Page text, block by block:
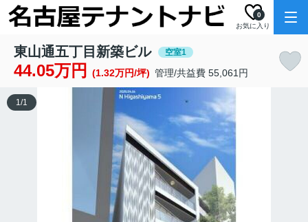
お気に入り
0
東山通五丁目新築ビル 空室1
44.05万円 (1.32万円/坪) 管理/共益費 55,061円
1/1